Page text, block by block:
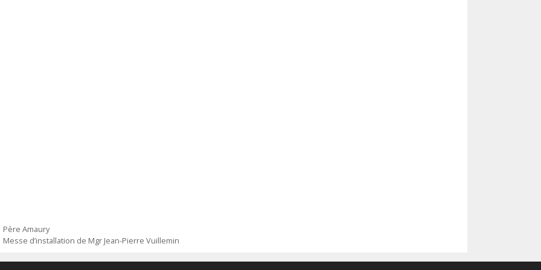
Père Amaury
Messe d’installation de Mgr Jean-Pierre Vuillemin